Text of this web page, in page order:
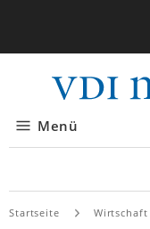
Menü
Startseite Wirtschaft